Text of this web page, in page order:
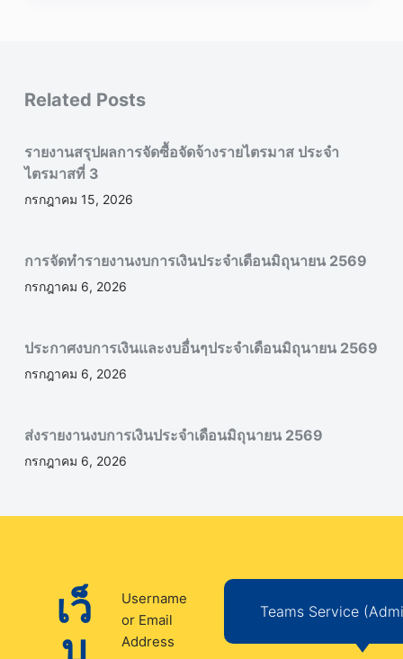
Related Posts
รายงานสรุปผลการจัดซื้อจัดจ้างรายไตรมาส ประจำ
ไตรมาสที่ 3
กรกฎาคม 15, 2026
การจัดทำรายงานงบการเงินประจำเดือนมิถุนายน 2569
กรกฎาคม 6, 2026
ประกาศงบการเงินและงบอื่นๆประจำเดือนมิถุนายน 2569
กรกฎาคม 6, 2026
ส่งรายงานงบการเงินประจำเดือนมิถุนายน 2569
กรกฎาคม 6, 2026
เว็
บ
Username
or Email
Address
Teams Service